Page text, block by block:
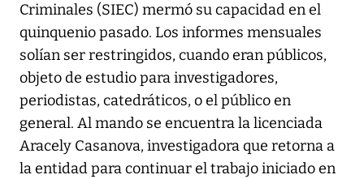
Criminales (SIEC) mermó su capacidad en el
quinquenio pasado. Los informes mensuales
solían ser restringidos, cuando eran públicos,
objeto de estudio para investigadores,
periodistas, catedráticos, o el público en
general. Al mando se encuentra la licenciada
Aracely Casanova, investigadora que retorna a
la entidad para continuar el trabajo iniciado en